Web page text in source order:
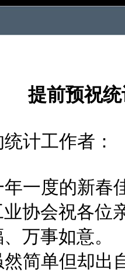
提前预祝
计工作者：
一度的新春
协会祝各位
万事如意。
简单但却出